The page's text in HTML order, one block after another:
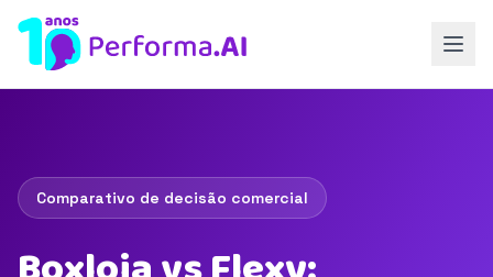
Comparativo de decisão comercial